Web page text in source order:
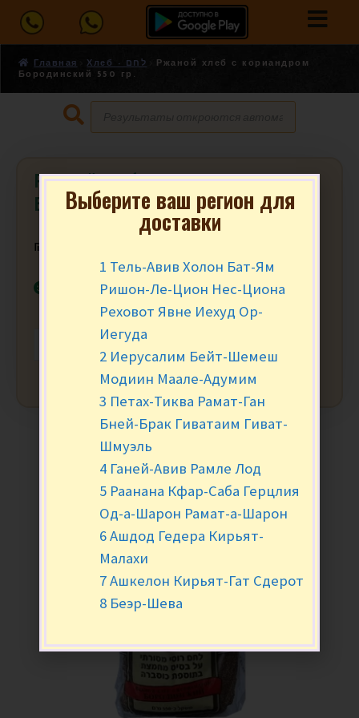
Главная Хлеб - לחם
Ржаной хлеб с кориандром
Бородинский 550 гр.
Ржаной хлеб с кориандром
Бородинский 550 гр.
₪
В наличии
+
Выберите ваш регион для
доставки
1 Тель-Авив Холон Бат-Ям
Ришон-Ле-Цион Нес-Циона
Реховот Явне Иехуд Ор-
Иегуда
2 Иерусалим Бейт-Шемеш
Модиин Маале-Адумим
3 Петах-Тиква Рамат-Ган
Бней-Брак Гиватаим Гиват-
Шмуэль
4 Ганей-Авив Рамле Лод
5 Раанана Кфар-Саба Герцлия
Од-а-Шарон Рамат-а-Шарон
6 Ашдод Гедера Кирьят-
Малахи
7 Ашкелон Кирьят-Гат Сдерот
8 Беэр-Шева